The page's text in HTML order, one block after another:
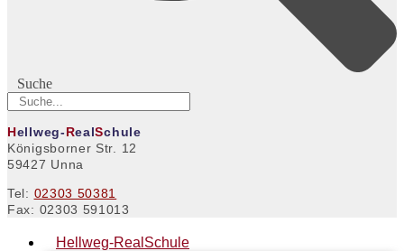
Suche
Hellweg-RealSchule
Königsborner Str. 12
59427 Unna
Tel: 02303 50381
Fax: 02303 591013
Hellweg-RealSchule